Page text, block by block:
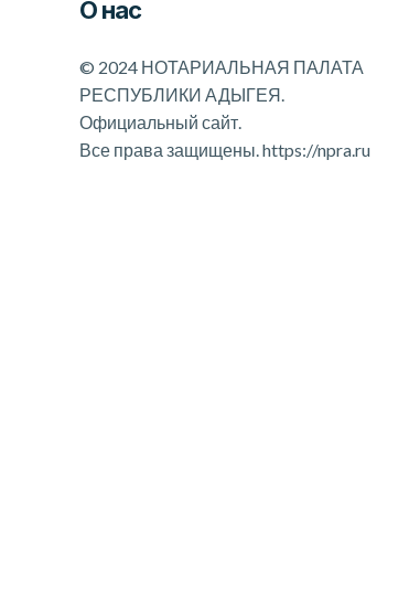
О нас
© 2024 НОТАРИАЛЬНАЯ ПАЛАТА
РЕСПУБЛИКИ АДЫГЕЯ.
Официальный сайт.
Все права защищены.https://npra.ru